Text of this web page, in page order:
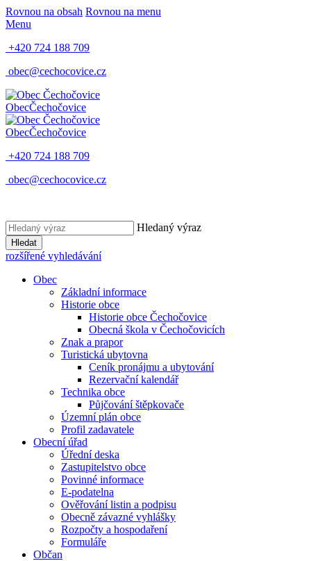
Rovnou na obsah Rovnou na menu
Menu
+420 724 188 709
obec@cechocovice.cz
ObecČechočovice
ObecČechočovice
+420 724 188 709
obec@cechocovice.cz
Hledaný výraz
Hledat
rozšířené vyhledávání
Obec
Základní informace
Historie obce
Historie obce Čechočovice
Obecná škola v Čechočovicích
Znak a prapor
Turistická ubytovna
Ceník pronájmu a ubytování
Rezervační kalendář
Technika obce
Půjčování štěpkovače
Územní plán obce
Profil zadavatele
Obecní úřad
Úřední deska
Zastupitelstvo obce
Povinné informace
E-podatelna
Ověřování listin a podpisu
Obecně závazné vyhlášky
Rozpočty a hospodaření
Formuláře
Občan